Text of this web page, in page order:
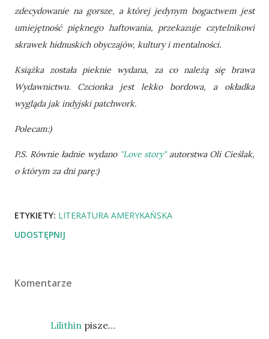
zdecydowanie na gorsze, a której jedynym bogactwem jest
umiejętność pięknego haftowania, przekazuje czytelnikowi
skrawek hidnuskich obyczajów, kultury i mentalności.
Książka została pieknie wydana, za co należą się brawa
Wydawnictwu. Czcionka jest lekko bordowa, a okładka
wygląda jak indyjski patchwork.
Polecam:)
P.S. Równie ładnie wydano "Love story"autorstwa Oli Cieślak,
o którym za dni parę:)
ETYKIETY: LITERATURA AMERYKAŃSKA
UDOSTĘPNIJ
Komentarze
Lilithin pisze…